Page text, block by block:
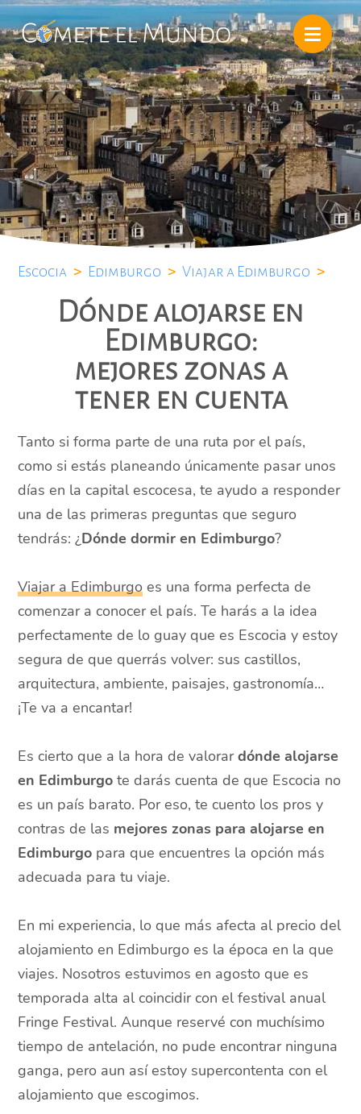
Escocia > Edimburgo > Viajar a Edimburgo >
Dónde alojarse en
Edimburgo:
mejores zonas a
tener en cuenta
Tanto si forma parte de una ruta por el país,
como si estás planeando únicamente pasar unos
días en la capital escocesa, te ayudo a responder
una de las primeras preguntas que seguro
tendrás: ¿Dónde dormir en Edimburgo?
Viajar a Edimburgo es una forma perfecta de
comenzar a conocer el país. Te harás a la idea
perfectamente de lo guay que es Escocia y estoy
segura de que querrás volver: sus castillos,
arquitectura, ambiente, paisajes, gastronomía…
¡Te va a encantar!
Es cierto que a la hora de valorardónde alojarse
en Edimburgote darás cuenta de que Escocia no
es un país barato. Por eso, te cuento los pros y
contras de las mejores zonas para alojarse en
Edimburgo para que encuentres la opción más
adecuada para tu viaje.
En mi experiencia, lo que más afecta al precio del
alojamiento en Edimburgo es la época en la que
viajes. Nosotros estuvimos en agosto que es
temporada alta al coincidir con el festival anual
Fringe Festival. Aunque reservé con muchísimo
tiempo de antelación, no pude encontrar ninguna
ganga, pero aun así estoy supercontenta con el
alojamiento que escogimos.